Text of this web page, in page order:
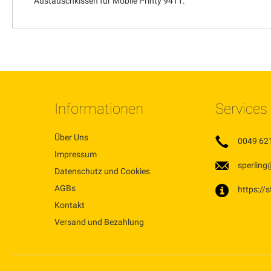
Informationen
Über Uns
Impressum
Datenschutz und Cookies
AGBs
Kontakt
Versand und Bezahlung
Services
0049
https://